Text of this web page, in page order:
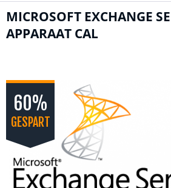
MICROSOFT EXCHANGE
APPARAAT CAL
60%
GESPART